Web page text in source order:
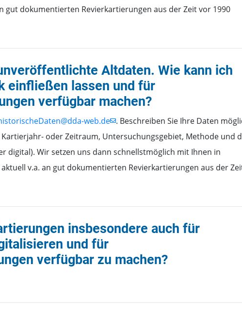
gut dokumentierten Revierkartierungen aus der Zeit vor 1990
Altdaten. Wie kann ich
einfließen lassen und für
verfügbar machen?
web.de . Beschreiben Sie Ihre Daten
Kartierjahr- oder Zeitraum, Untersuchungsgebiet, Methode und
digital). Wir setzen uns dann schnellstmöglich mit Ihnen in
v.a. an gut dokumentierten Revierkartierungen aus der
insbesondere auch für
und für
verfügbar zu machen?